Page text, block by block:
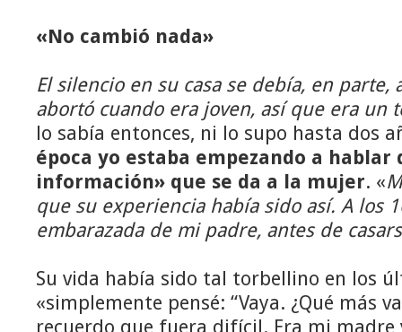
«No cambió nada»
El silencio en su casa se debía, en parte,
abortó cuando era joven, así que era un
lo sabía entonces, ni lo supo hasta dos
época yo estaba empezando a
información» que se da a la mujer. «
que su experiencia había sido así. A los
embarazada de mi padre, antes de
Su vida había sido tal torbellino en los
«simplemente pensé: “Vaya. ¿Qué más
recuerdo que fuera difícil. Era mi madre